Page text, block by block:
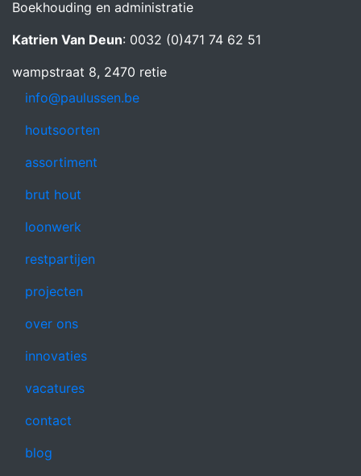
Boekhouding en administratie
Katrien Van Deun: 0032 (0)471 74 62 51
wampstraat 8, 2470 retie
info@paulussen.be
houtsoorten
assortiment
brut hout
loonwerk
restpartijen
projecten
over ons
innovaties
vacatures
contact
blog